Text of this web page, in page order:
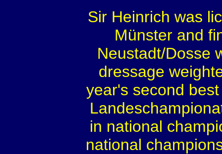
Sir Heinrich was
Münster and
Neustadt/Dosse
dressage
year's second
in national
national